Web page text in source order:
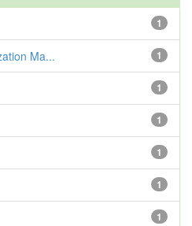
1
1
Ma...
1
1
1
1
1